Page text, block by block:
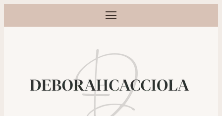
Ouvrir le menu
Photographe grossesse, naissance, bébé et famille à Orléans